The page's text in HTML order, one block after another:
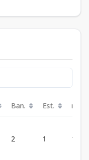
Ban. Est. m²
2 1 100